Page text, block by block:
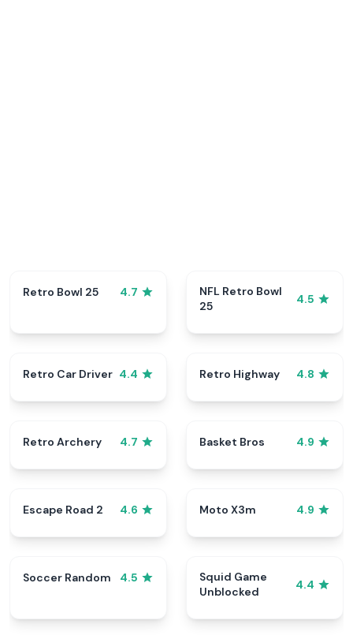
Retro Bowl 25 4.7
NFL Retro Bowl
25
4.5
Retro Car Driver 4.4 Retro Highway 4.8
Retro Archery 4.7 Basket Bros 4.9
Escape Road 2 4.6 Moto X3m 4.9
Soccer Random 4.5
Squid Game
Unblocked
4.4